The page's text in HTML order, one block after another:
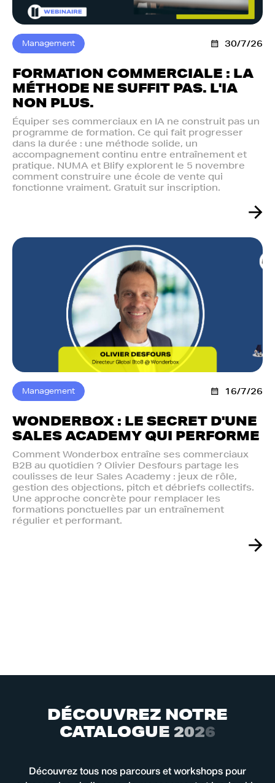
Management 30/7/26
FORMATION COMMERCIALE : LA
MÉTHODE NE SUFFIT PAS. L'IA
NON PLUS.‍
Équiper ses commerciaux en IA ne construit pas un
programme de formation. Ce qui fait progresser
dans la durée : une méthode solide, un
accompagnement continu entre entraînement et
pratique. NUMA et Blify explorent le 5 novembre
comment construire une école de vente qui
fonctionne vraiment. Gratuit sur inscription.
Management 16/7/26
WONDERBOX : LE SECRET D'UNE
SALES ACADEMY QUI PERFORME
Comment Wonderbox entraîne ses commerciaux
B2B au quotidien ? Olivier Desfours partage les
coulisses de leur Sales Academy : jeux de rôle,
gestion des objections, pitch et débriefs collectifs.
Une approche concrète pour remplacer les
formations ponctuelles par un entraînement
régulier et performant.
DÉCOUVREZ NOTRE
CATALOGUE 2026
Découvrez tous nos parcours et workshops pour